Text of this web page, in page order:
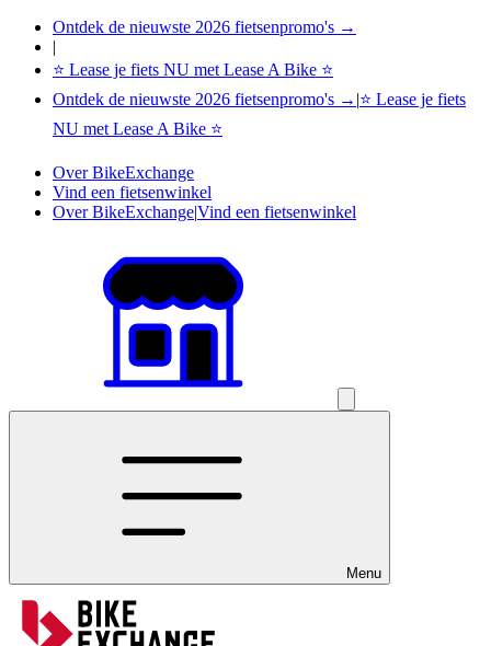
Ontdek de nieuwste 2026 fietsenpromo's →
|
⭐ Lease je fiets NU met Lease A Bike ⭐
Ontdek de nieuwste 2026 fietsenpromo's → |⭐ Lease je fiets
NU met Lease A Bike ⭐
Over BikeExchange
Vind een fietsenwinkel
Over BikeExchange|Vind een fietsenwinkel
Menu